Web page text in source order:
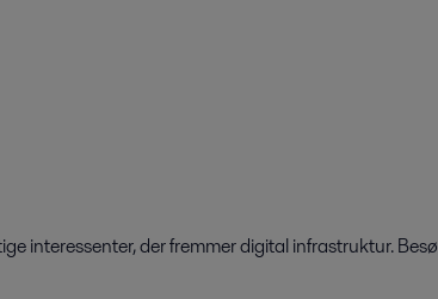
interessenter, der fremmer digital infrastruktur.